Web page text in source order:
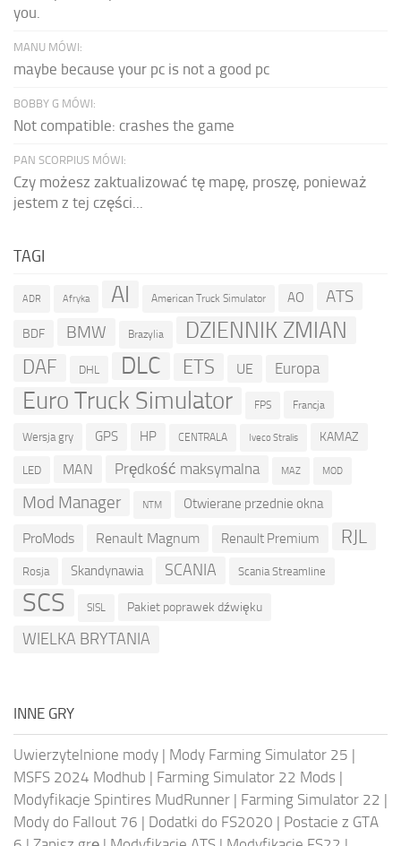
you.
MANU MÓWI:
maybe because your pc is not a good pc
BOBBY G MÓWI:
Not compatible: crashes the game
PAN SCORPIUS MÓWI:
Czy możesz zaktualizować tę mapę, proszę, ponieważ
jestem z tej części...
TAGI
ADR Afryka AI American Truck Simulator AO ATS
BDF BMW Brazylia DZIENNIK ZMIAN
DAF DHL DLC ETS UE Europa
Euro Truck Simulator FPS Francja
Wersja gry GPS HP CENTRALA Iveco Stralis KAMAZ
LED MAN Prędkość maksymalna MAZ MOD
Mod Manager NTM Otwierane przednie okna
ProMods Renault Magnum Renault Premium RJL
Rosja Skandynawia SCANIA Scania Streamline
SCS SISL Pakiet poprawek dźwięku
WIELKA BRYTANIA
INNE GRY
Uwierzytelnione mody | Mody Farming Simulator 25 |
MSFS 2024 Modhub | Farming Simulator 22 Mods |
Modyfikacje Spintires MudRunner | Farming Simulator 22 |
Mody do Fallout 76 | Dodatki do FS2020 | Postacie z GTA